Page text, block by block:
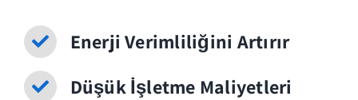
Enerji Verimliliğini Artırır
Düşük İşletme Maliyetleri